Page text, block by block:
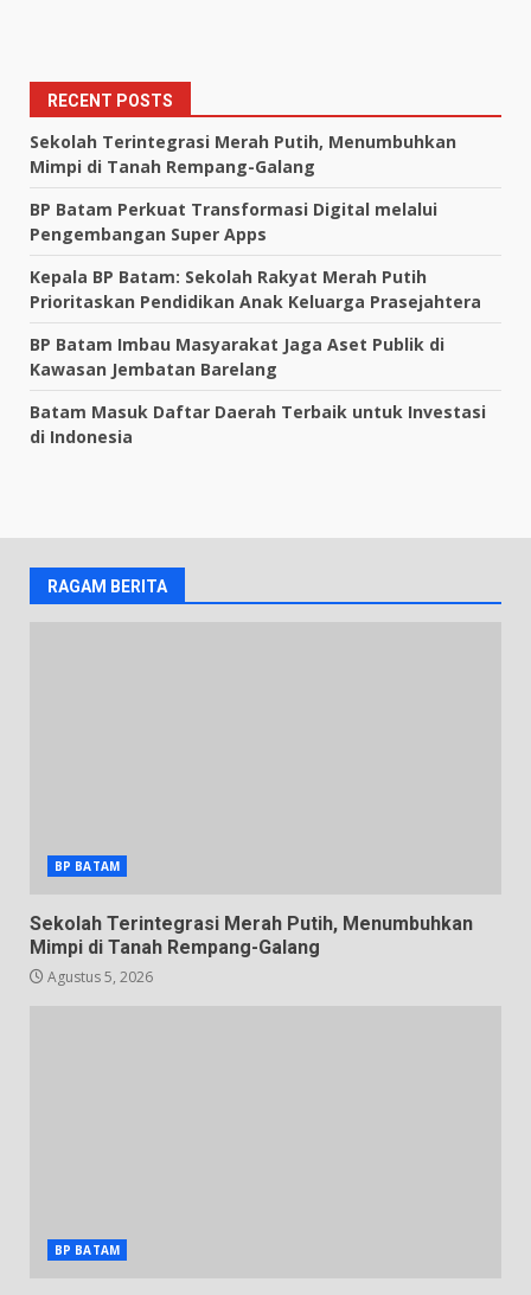
RECENT POSTS
Sekolah Terintegrasi Merah Putih, Menumbuhkan
Mimpi di Tanah Rempang-Galang
BP Batam Perkuat Transformasi Digital melalui
Pengembangan Super Apps
Kepala BP Batam: Sekolah Rakyat Merah Putih
Prioritaskan Pendidikan Anak Keluarga Prasejahtera
BP Batam Imbau Masyarakat Jaga Aset Publik di
Kawasan Jembatan Barelang
Batam Masuk Daftar Daerah Terbaik untuk Investasi
di Indonesia
RAGAM BERITA
BP BATAM
Sekolah Terintegrasi Merah Putih, Menumbuhkan
Mimpi di Tanah Rempang-Galang
Agustus 5, 2026
BP BATAM